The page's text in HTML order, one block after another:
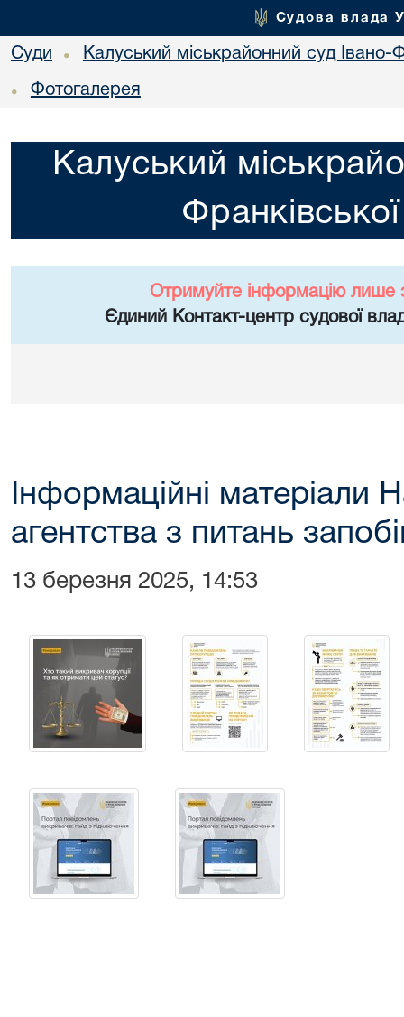
Судова влада
Суди • Калуський міськрайонний суд Івано-
• Фотогалерея
Калуський
Отримуйте інформацію лише
Єдиний Контакт-центр судової
Інформаційні матеріали
агентства з питань
13 березня 2025, 14:53